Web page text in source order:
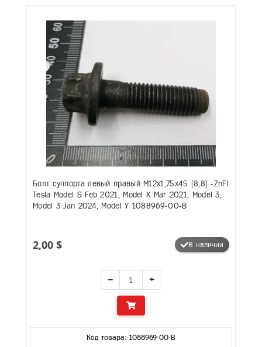
Болт суппорта левый правый M12x1,75x45 [8,8] -ZnFl
Tesla Model S Feb 2021, Model X Mar 2021, Model 3,
Model 3 Jan 2024, Model Y 1088969-00-B
2,00 $ В наличии
− +
Код товара: 1088969-00-B